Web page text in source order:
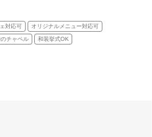
対応可 オリジナルメニュー対応可
チャペル 和装挙式OK